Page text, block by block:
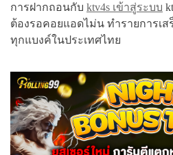
การฝากถอนกับ ktv4s เข้าสู่ระบบ
ต้องรอคอยแอดไม่น ทำรายการเส
ทุกแบงค์ในประเทศไทย